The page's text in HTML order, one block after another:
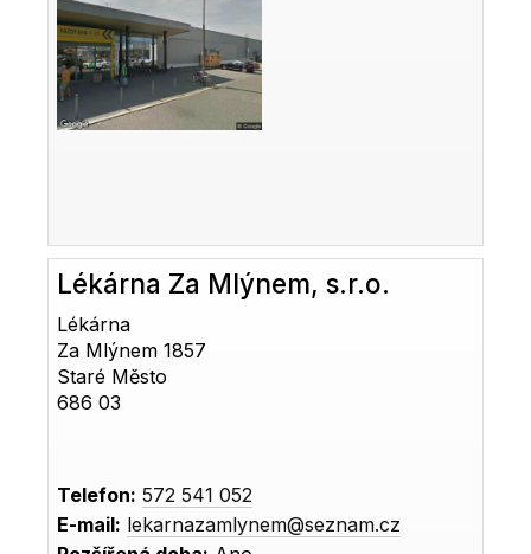
Lékárna Za Mlýnem, s.r.o.
Lékárna
Za Mlýnem 1857
Staré Město
686 03
Telefon: 572 541 052
E-mail: lekarnazamlynem@seznam.cz